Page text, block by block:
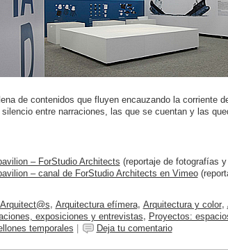
de contenidos que fluyen encauzando la corriente
entre narraciones, las que se cuentan y las
– ForStudio Architects (reportaje de fotografías
– canal de ForStudio Architects en Vimeo
Arquitect@s, Arquitectura efímera, Arquitectura y color,
exposiciones y entrevistas, Proyectos:
temporales | Deja tu comentario